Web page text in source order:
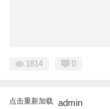
1814 0
点击重新加载 admin